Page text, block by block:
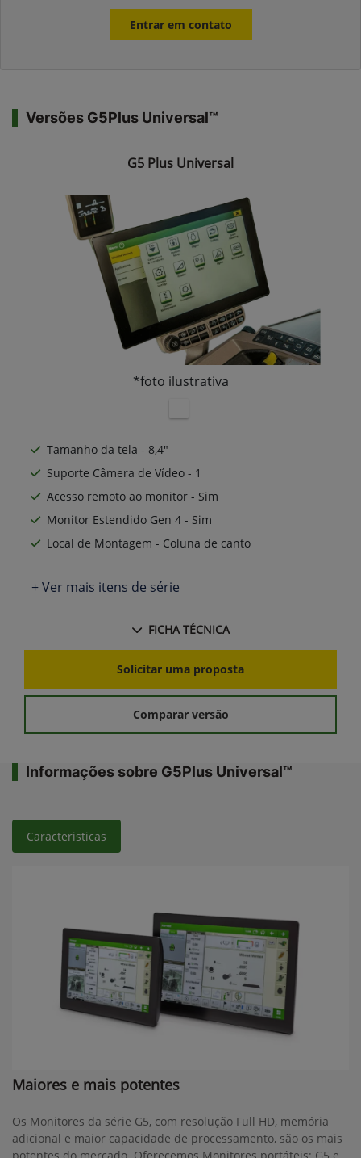
Entrar em contato
Versões G5Plus Universal™
G5 Plus Universal
*foto ilustrativa
Tamanho da tela - 8,4"
Suporte Câmera de Vídeo - 1
Acesso remoto ao monitor - Sim
Monitor Estendido Gen 4 - Sim
Local de Montagem - Coluna de canto
+ Ver mais itens de série
FICHA TÉCNICA
Solicitar uma proposta
Comparar versão
Informações sobre G5Plus Universal™
Caracteristicas
Maiores e mais potentes
Os Monitores da série G5, com resolução Full HD, memória
adicional e maior capacidade de processamento, são os mais